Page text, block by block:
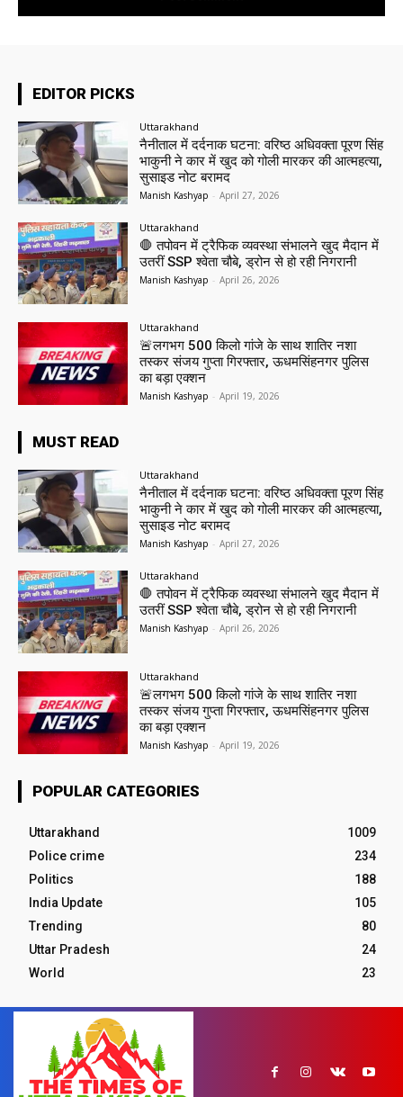
EDITOR PICKS
Uttarakhand
नैनीताल में दर्दनाक घटना: वरिष्ठ अधिवक्ता पूरण सिंह
भाकुनी ने कार में खुद को गोली मारकर की आत्महत्या,
सुसाइड नोट बरामद
Manish Kashyap - April 27, 2026
Uttarakhand
🛑 तपोवन में ट्रैफिक व्यवस्था संभालने खुद मैदान में
उतरीं SSP श्वेता चौबे, ड्रोन से हो रही निगरानी
Manish Kashyap - April 26, 2026
Uttarakhand
🚨लगभग 500 किलो गांजे के साथ शातिर नशा
तस्कर संजय गुप्ता गिरफ्तार, ऊधमसिंहनगर पुलिस
का बड़ा एक्शन
Manish Kashyap - April 19, 2026
MUST READ
Uttarakhand
नैनीताल में दर्दनाक घटना: वरिष्ठ अधिवक्ता पूरण सिंह
भाकुनी ने कार में खुद को गोली मारकर की आत्महत्या,
सुसाइड नोट बरामद
Manish Kashyap - April 27, 2026
Uttarakhand
🛑 तपोवन में ट्रैफिक व्यवस्था संभालने खुद मैदान में
उतरीं SSP श्वेता चौबे, ड्रोन से हो रही निगरानी
Manish Kashyap - April 26, 2026
Uttarakhand
🚨लगभग 500 किलो गांजे के साथ शातिर नशा
तस्कर संजय गुप्ता गिरफ्तार, ऊधमसिंहनगर पुलिस
का बड़ा एक्शन
Manish Kashyap - April 19, 2026
POPULAR CATEGORIES
Uttarakhand
1009
Police crime
234
Politics
188
India Update
105
Trending
80
Uttar Pradesh
24
World
23